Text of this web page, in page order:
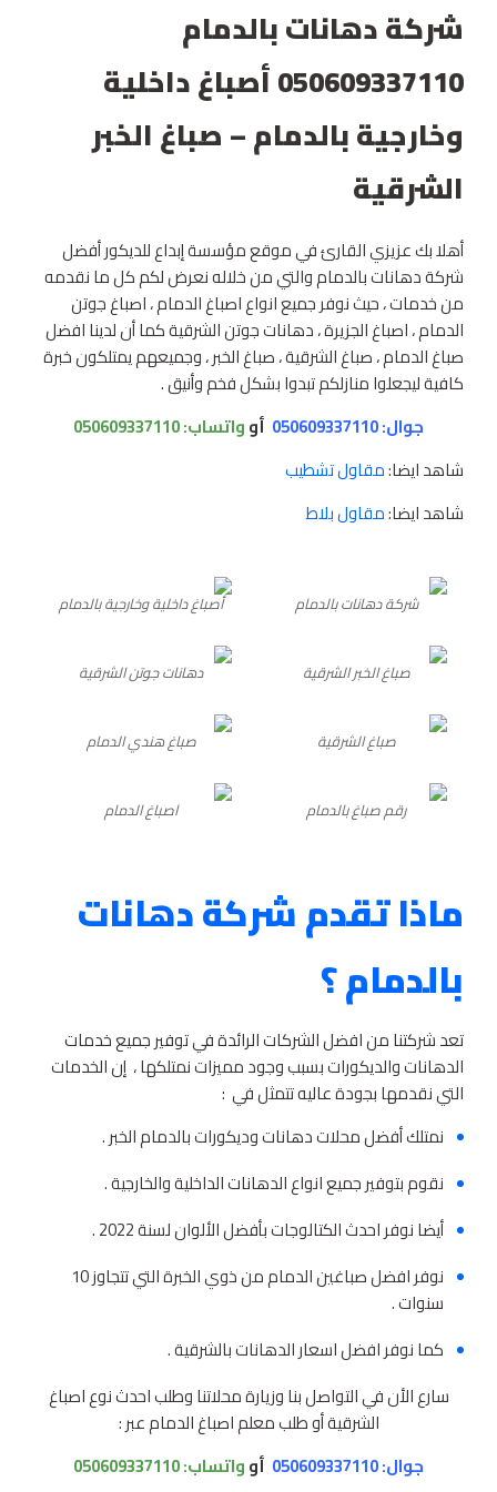
شركة دهانات بالدمام
050609337110 أصباغ داخلية
وخارجية بالدمام – صباغ الخبر
الشرقية
أهلا بك عزيزي القارئ في موقع مؤسسة إبداع للديكور أفضل
شركة دهانات بالدمام والتي من خلاله نعرض لكم كل ما نقدمه
من خدمات ، حيث نوفر جميع انواع اصباغ الدمام ، اصباغ جوتن
الدمام ، اصباغ الجزيرة ، دهانات جوتن الشرقية كما أن لدينا افضل
صباغ الدمام ، صباغ الشرقية ، صباغ الخبر ، وجميعهم يمتلكون خبرة
كافية ليجعلوا منازلكم تبدوا بشكل فخم وأنيق .
جوال: 050609337110
أوواتساب:050609337110
شاهد ايضا:مقاول تشطيب
شاهد ايضا:مقاول بلاط
شركة دهانات بالدمام أصباغ داخلية وخارجية بالدمام
صباغ الخبر الشرقية دهانات جوتن الشرقية
صباغ الشرقية صباغ هندي الدمام
رقم صباغ بالدمام اصباغ الدمام
ماذا تقدم شركة دهانات
بالدمام ؟
تعد شركتنا من افضل الشركات الرائدة في توفير جميع خدمات
الدهانات والديكورات بسبب وجود مميزات نمتلكها ، إن الخدمات
التي نقدمها بجودة عاليه تتمثل في :
نمتلك أفضل محلات دهانات وديكورات بالدمام الخبر .
نقوم بتوفير جميع انواع الدهانات الداخلية والخارجية .
أيضا نوفر احدث الكتالوجات بأفضل الألوان لسنة 2022 .
نوفر افضل صباغين الدمام من ذوي الخبرة التي تتجاوز 10
سنوات .
كما نوفر افضل اسعار الدهانات بالشرقية .
سارع الأن في التواصل بنا وزيارة محلاتنا وطلب احدث نوع اصباغ
الشرقية أو طلب معلم اصباغ الدمام عبر :
جوال: 050609337110
أوواتساب:050609337110